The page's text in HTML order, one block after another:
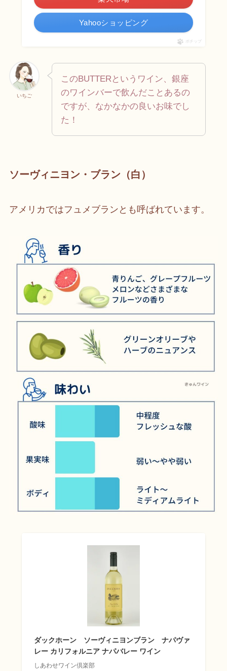
Yahooショッピング
ポチップ
いちご
このBUTTERというワイン、銀座
のワインバーで飲んだことあるの
ですが、なかなかの良いお味でし
た！
ソーヴィニヨン・ブラン（白）
アメリカではフュメブランとも呼ばれています。
ダックホーン ソーヴィニヨンブラン ナパヴァ
レー カリフォルニア ナパバレー ワイン
しあわせワイン倶楽部